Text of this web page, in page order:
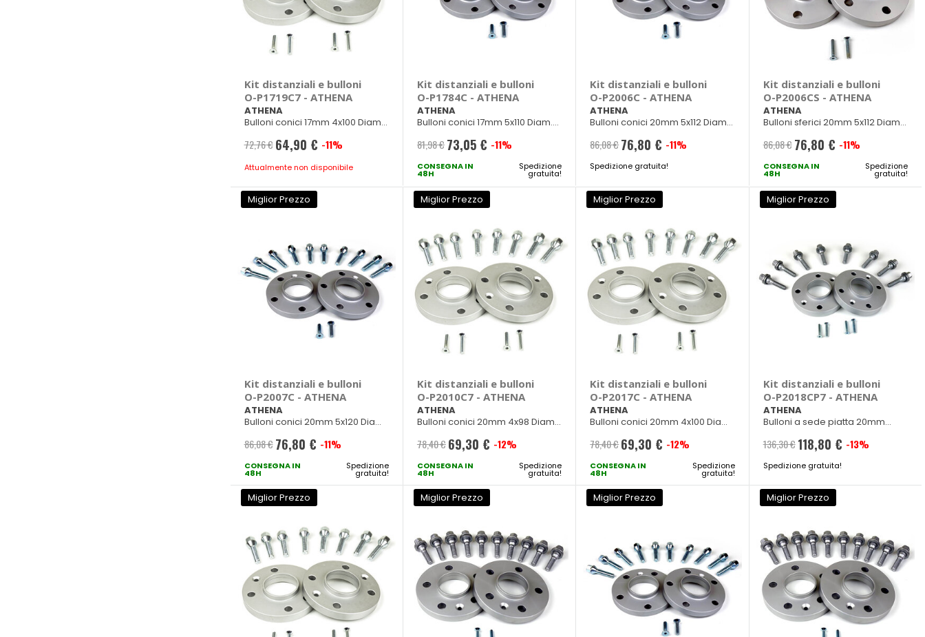
Kit distanziali e bulloni
O-P1719C7 - ATHENA
ATHENA
Bulloni conici 17mm 4x100 Diam.
72,76 € Prezzo
speciale
64,90 € -11%
Attualmente non disponibile
Kit distanziali e bulloni
O-P1784C - ATHENA
ATHENA
Bulloni conici 17mm 5x110 Diam.
81,98 € Prezzo
speciale
73,05 € -11%
CONSEGNA IN
48H
Spedizione
gratuita!
Kit distanziali e bulloni
O-P2006C - ATHENA
ATHENA
Bulloni conici 20mm 5x112 Diam.
86,08 € Prezzo
speciale
76,80 € -11%
Spedizione gratuita!
Kit distanziali e bulloni
O-P2006CS - ATHENA
ATHENA
Bulloni sferici 20mm 5x112 Diam.
86,08 € Prezzo
speciale
76,80 € -11%
CONSEGNA IN
48H
Spedizione
gratuita!
Miglior Prezzo
Kit distanziali e bulloni
O-P2007C - ATHENA
ATHENA
Bulloni conici 20mm 5x120 Diam.
86,08 € Prezzo
speciale
76,80 € -11%
CONSEGNA IN
48H
Spedizione
gratuita!
Miglior Prezzo
Kit distanziali e bulloni
O-P2010C7 - ATHENA
ATHENA
Bulloni conici 20mm 4x98 Diam.
78,40 € Prezzo
speciale
69,30 € -12%
CONSEGNA IN
48H
Spedizione
gratuita!
Miglior Prezzo
Kit distanziali e bulloni
O-P2017C - ATHENA
ATHENA
Bulloni conici 20mm 4x100 Diam.
78,40 € Prezzo
speciale
69,30 € -12%
CONSEGNA IN
48H
Spedizione
gratuita!
Miglior Prezzo
Kit distanziali e bulloni
O-P2018CP7 - ATHENA
ATHENA
Bulloni a sede piatta 20mm
136,30 € Prezzo
speciale
118,80 € -13%
Spedizione gratuita!
Miglior Prezzo Miglior Prezzo Miglior Prezzo Miglior Prezzo